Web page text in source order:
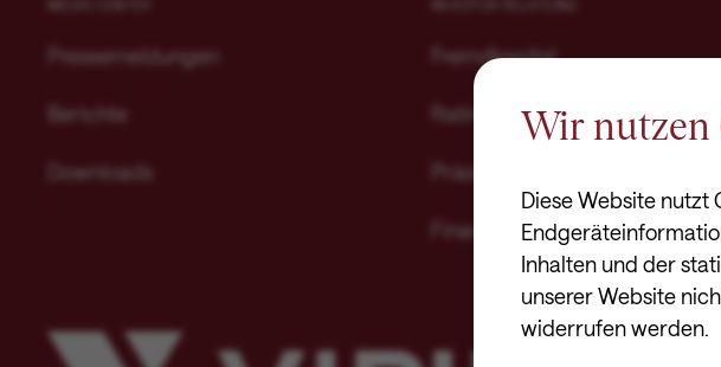
Pressemeldungen
Berichte
Downloads
Fremdkapital
Rating
Präsentationen
Finanzkalender
Wir nutzen
Diese Website nutzt
Inhalten und der
unserer Website
widerrufen werden.
Notwendige
Name
cookie_optin